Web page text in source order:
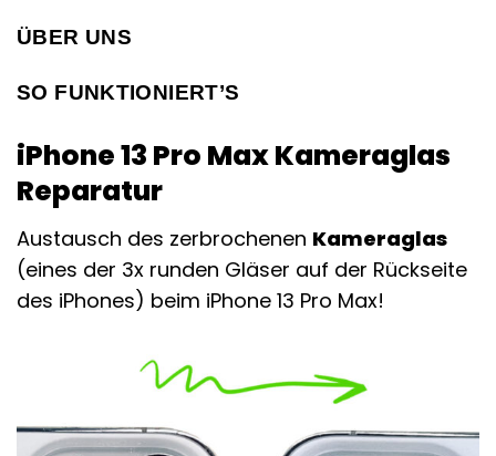
ÜBER UNS
SO FUNKTIONIERT’S
iPhone 13 Pro Max Kameraglas
Reparatur
Austausch des zerbrochenen Kameraglas
(eines der 3x runden Gläser auf der Rückseite
des iPhones) beim iPhone 13 Pro Max!